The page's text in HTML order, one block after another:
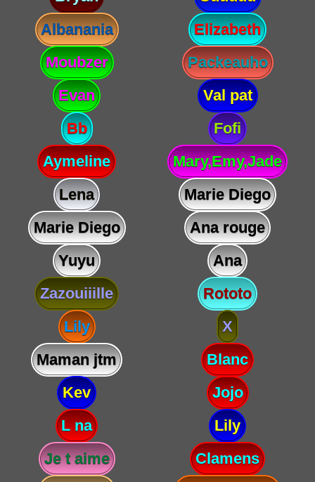
Albanania
Elizabeth
Moubzer
Packeauho
Evan
Val pat
Bb
Fofi
Aymeline
Mary,Emy,Jade
Lena
Marie Diego
Marie Diego
Ana rouge
Yuyu
Ana
Zazouiiille
Rototo
Lily
X
Maman jtm
Blanc
Kev
Jojo
L na
Lily
Je t aime
Clamens